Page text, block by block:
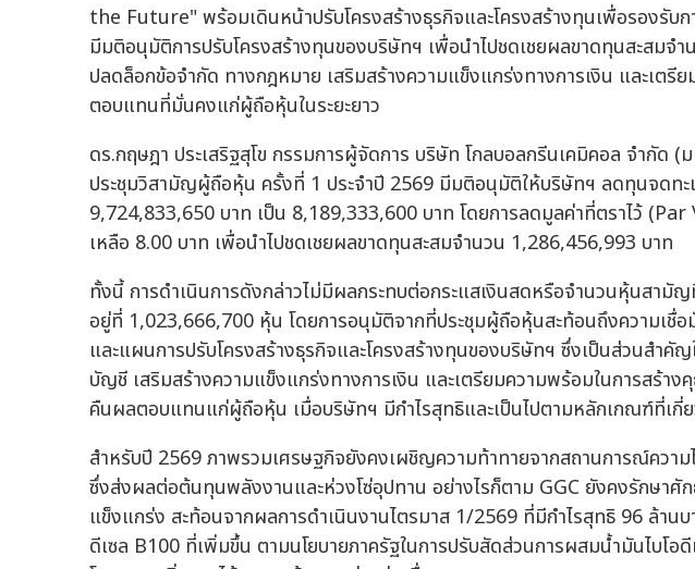
the Future" พร้อมเดินหน้าปรับโครงสร้างธุรกิจและโครงสร้างทุนเพื่อรองรับกา
มีมติอนุมัติการปรับโครงสร้างทุนของบริษัทฯ เพื่อนำไปชดเชยผลขาดทุนสะสมจ
ปลดล็อกข้อจำกัด ทางกฎหมาย เสริมสร้างความแข็งแกร่งทางการเงิน และเตรี
ตอบแทนที่มั่นคงแก่ผู้ถือหุ้นในระยะยาว
ดร.กฤษฎา ประเสริฐสุโข กรรมการผู้จัดการ บริษัท โกลบอลกรีนเคมิคอล จำกัด (
ประชุมวิสามัญผู้ถือหุ้น ครั้งที่ 1 ประจำปี 2569 มีมติอนุมัติให้บริษัทฯ ลดทุนจดทะ
9,724,833,650 บาท เป็น 8,189,333,600 บาท โดยการลดมูลค่าที่ตราไว้
เหลือ 8.00 บาท เพื่อนำไปชดเชยผลขาดทุนสะสมจำนวน 1,286,456,993 บาท
ทั้งนี้ การดำเนินการดังกล่าวไม่มีผลกระทบต่อกระแสเงินสดหรือจำนวนหุ้นสามั
อยู่ที่ 1,023,666,700 หุ้น โดยการอนุมัติจากที่ประชุมผู้ถือหุ้นสะท้อนถึงความเชื่
และแผนการปรับโครงสร้างธุรกิจและโครงสร้างทุนของบริษัทฯ ซึ่งเป็นส่วนสำคั
บัญชี เสริมสร้างความแข็งแกร่งทางการเงิน และเตรียมความพร้อมในการสร้
คืนผลตอบแทนแก่ผู้ถือหุ้น เมื่อบริษัทฯ มีกำไรสุทธิและเป็นไปตามหลักเกณฑ์ที่เกี่
สำหรับปี 2569 ภาพรวมเศรษฐกิจยังคงเผชิญความท้าทายจากสถานการณ์ความ
ซึ่งส่งผลต่อต้นทุนพลังงานและห่วงโซ่อุปทาน อย่างไรก็ตาม GGC ยังคงรักษาศั
แข็งแกร่ง สะท้อนจากผลการดำเนินงานไตรมาส 1/2569 ที่มีกำไรสุทธิ 96 ล้านบ
ดีเซล B100 ที่เพิ่มขึ้น ตามนโยบายภาครัฐในการปรับสัดส่วนการผสมน้ำมันไบโอ